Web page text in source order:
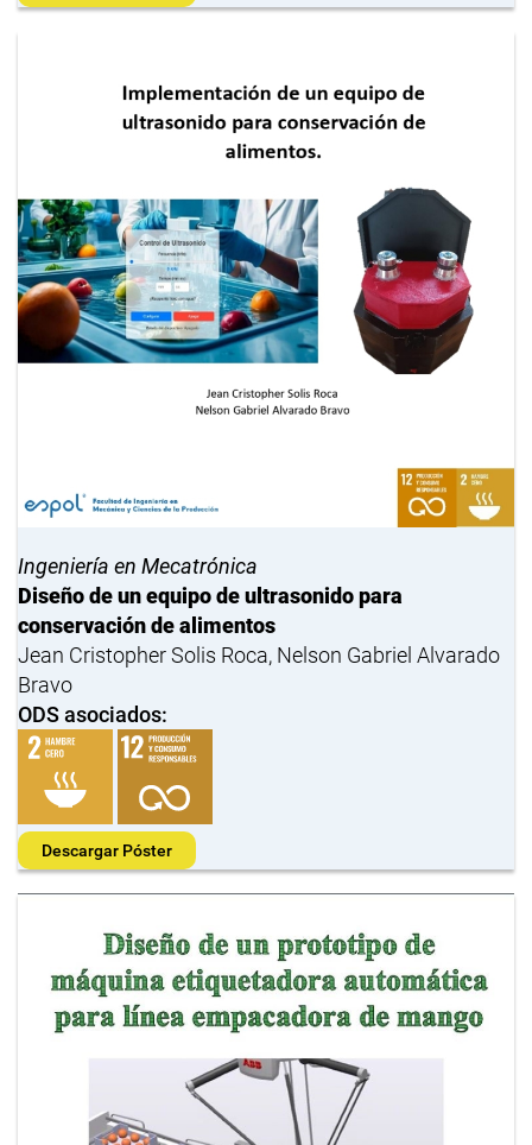
Ingeniería en Mecatrónica
Diseño de un equipo de ultrasonido para
conservación de alimentos
Jean Cristopher Solis Roca, Nelson Gabriel Alvarado
Bravo
ODS asociados:
Descargar Póster